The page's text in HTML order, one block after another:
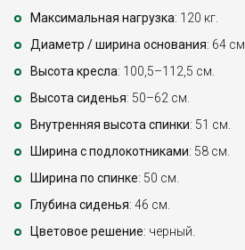
Максимальная нагрузка: 120 кг.
Диаметр / ширина основания: 64 см.
Высота кресла: 100,5–112,5 см.
Высота сиденья: 50–62 см.
Внутренняя высота спинки: 51 см.
Ширина с подлокотниками: 58 см.
Ширина по спинке: 50 см.
Глубина сиденья: 46 см.
Цветовое решение: черный.